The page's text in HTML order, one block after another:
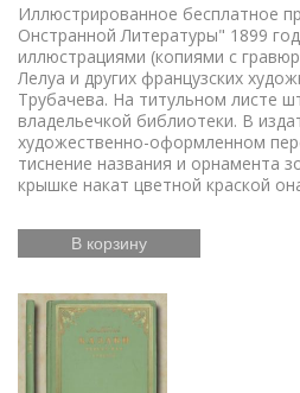
Иллюстрированное бесплатное
Онстранной Литературы" 1899
иллюстрациями (копиями с
Лелуа и других французских
Трубачева. На титульном листе
владельечкой библиотеки. В
художественно-оформленном
тиснение названия и орнамента
крышке накат цветной краской
В корзину